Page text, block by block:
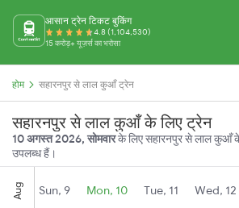
आसान ट्रेन टिकट बुकिंग
4.8 (1,104,530)
15 करोड़+ यूज़र्स का भरोसा
होम सहारनपुर से लाल कुआँ ट्रेन
सहारनपुर से लाल कुआँ के लिए ट्रेन
10 अगस्त 2026, सोमवारके लिए सहारनपुर से लाल कुआँ
उपलब्ध हैं।
Aug Sun, 9 Mon, 10 Tue, 11 Wed, 12